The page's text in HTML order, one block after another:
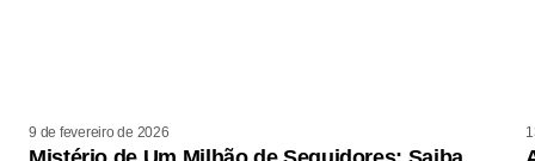
9 de fevereiro de 2026